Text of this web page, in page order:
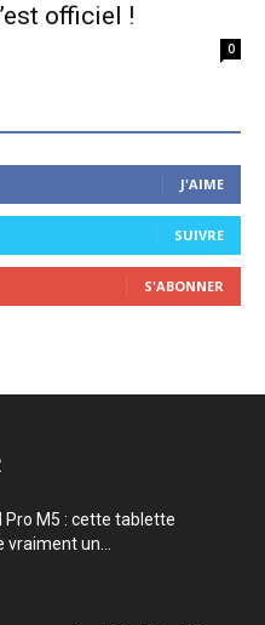
officiel !
0
J'AIME
SUIVRE
S'ABONNER
Pro M5 : cette tablette
vraiment un...